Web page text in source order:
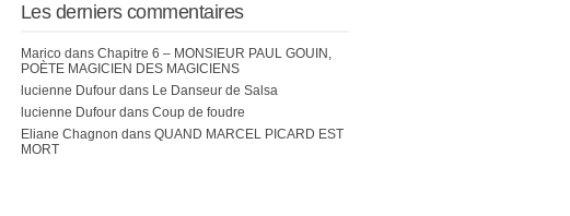
Les derniers commentaires
Marico dans Chapitre 6 – MONSIEUR PAUL GOUIN,
POÈTE MAGICIEN DES MAGICIENS
lucienne Dufour dans Le Danseur de Salsa
lucienne Dufour dans Coup de foudre
Eliane Chagnon dans QUAND MARCEL PICARD EST
MORT